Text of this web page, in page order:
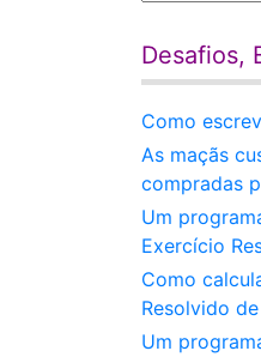
Desafios,
Como
As maçãs
compradas
Um
Exercício
Como
Resolvido
Um